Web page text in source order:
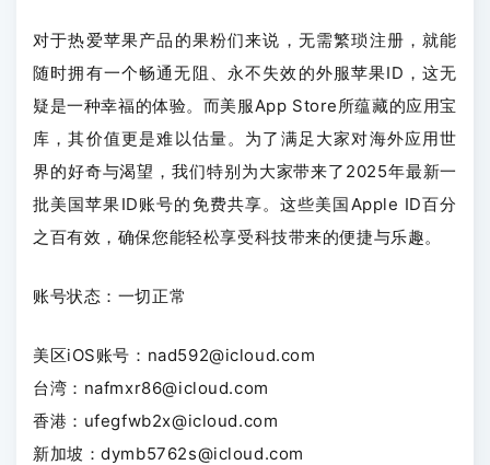
对于热爱苹果产品的果粉们来说，无需繁琐注册，就能
随时拥有一个畅通无阻、永不失效的外服苹果ID，这无
疑是一种幸福的体验。而美服App Store所蕴藏的应用宝
库，其价值更是难以估量。为了满足大家对海外应用世
界的好奇与渴望，我们特别为大家带来了2025年最新一
批美国苹果ID账号的免费共享。这些美国Apple ID百分
之百有效，确保您能轻松享受科技带来的便捷与乐趣。
账号状态：一切正常
美区iOS账号：nad592@icloud.com
台湾：nafmxr86@icloud.com
香港：ufegfwb2x@icloud.com
新加坡：dymb5762s@icloud.com